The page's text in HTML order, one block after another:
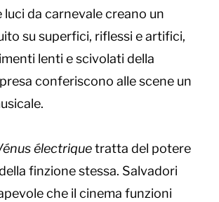
luci da carnevale creano un
su superfici, riflessi e artifici,
lenti e scivolati della
conferiscono alle scene un
électriquetratta del potere
finzione stessa. Salvadori
che il cinema funzioni